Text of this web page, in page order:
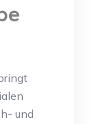
und